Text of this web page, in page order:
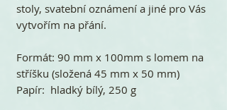
stoly, svatební oznámení a jiné pro Vás
vytvořím na přání.
Formát: 90 mm x 100mm s lomem na
stříšku (složená 45 mm x 50 mm)
Papír: hladký bílý, 250 g